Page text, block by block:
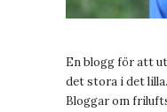
En blogg för att
det stora i det lilla.
Bloggar om